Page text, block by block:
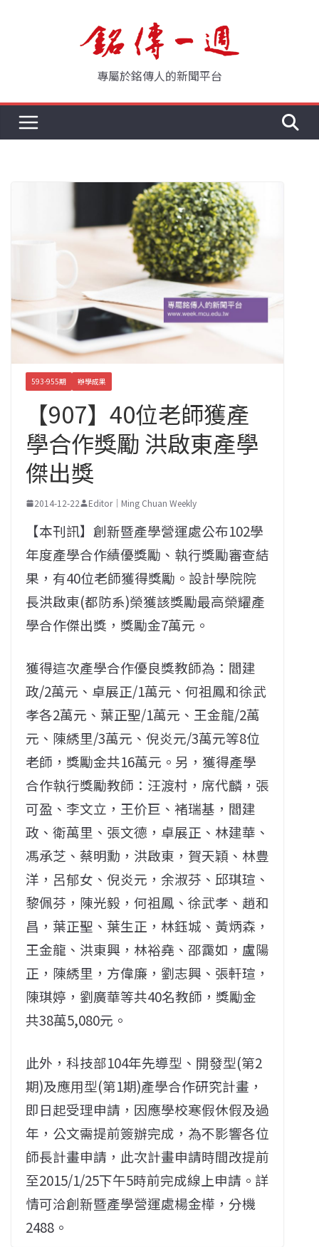
專屬於銘傳人的新聞平台
593-955期 辦學成果
【907】40位老師獲產
學合作獎勵 洪啟東產學
傑出獎
2014-12-22 Editor｜Ming Chuan Weekly
【本刊訊】創新暨產學營運處公布102學
年度產學合作績優獎勵、執行獎勵審查結
果，有40位老師獲得獎勵。設計學院院
長洪啟東(都防系)榮獲該獎勵最高榮耀產
學合作傑出獎，獎勵金7萬元。
獲得這次產學合作優良獎教師為：閻建
政/2萬元、卓展正/1萬元、何祖鳳和徐武
孝各2萬元、葉正聖/1萬元、王金龍/2萬
元、陳綉里/3萬元、倪炎元/3萬元等8位
老師，獎勵金共16萬元。另，獲得產學
合作執行獎勵教師：汪渡村，席代麟，張
可盈、李文立，王价巨、褚瑞基，閻建
政、衛萬里、張文德，卓展正、林建華、
馮承芝、蔡明勳，洪啟東，賀天穎、林豊
洋，呂郁女、倪炎元，余淑芬、邱琪瑄、
黎佩芬，陳光毅，何祖鳳、徐武孝、趙和
昌，葉正聖、葉生正，林鈺城、黃炳森，
王金龍、洪東興，林裕堯、邵靄如，盧陽
正，陳綉里，方偉廉，劉志興、張軒瑄，
陳琪婷，劉廣華等共40名教師，獎勵金
共38萬5,080元。
此外，科技部104年先導型、開發型(第2
期)及應用型(第1期)產學合作研究計畫，
即日起受理申請，因應學校寒假休假及過
年，公文需提前簽辦完成，為不影響各位
師長計畫申請，此次計畫申請時間改提前
至2015/1/25下午5時前完成線上申請。詳
情可洽創新暨產學營運處楊金樺，分機
2488。